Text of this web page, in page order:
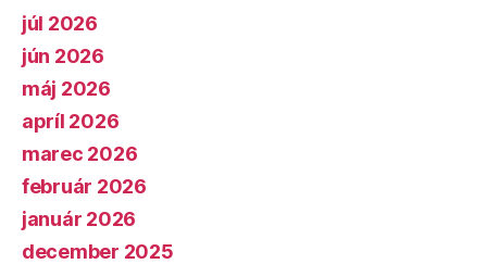
júl 2026
jún 2026
máj 2026
apríl 2026
marec 2026
február 2026
január 2026
december 2025